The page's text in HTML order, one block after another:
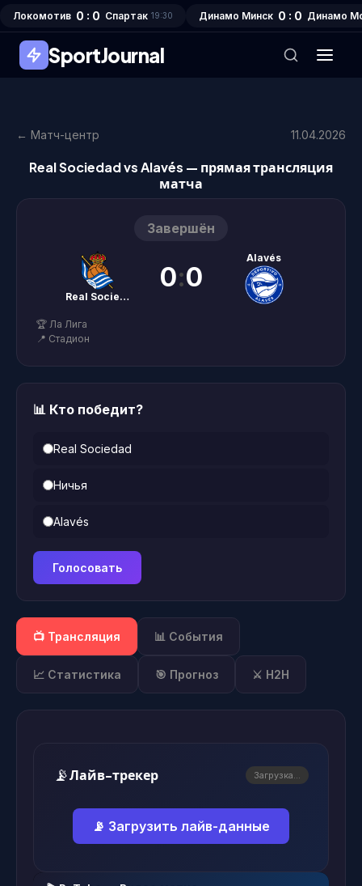
Локомотив 0 : 0 Спартак 19:30 Динамо Минск 0 : 0 Динамо
SportJournal
← Матч-центр 11.04.2026
Real Sociedad vs Alavés — прямая трансляция
матча
Завершён
Real Sociedad
0:0
Alavés
🏆 Ла Лига
📍 Стадион
📊 Кто победит?
Real Sociedad
Ничья
Alavés
Голосовать
📺 Трансляция 📊 События
📈 Статистика 🎯 Прогноз ⚔️ H2H
📡Лайв-трекер Загрузка...
📡 Загрузить лайв-данные